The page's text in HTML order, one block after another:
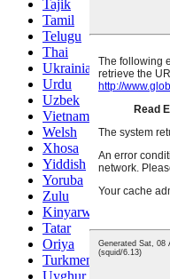
Tajik
Tamil
Telugu
Thai
Ukrainian
Urdu
Uzbek
Vietnamese
Welsh
Xhosa
Yiddish
Yoruba
Zulu
Kinyarwanda
Tatar
Oriya
Turkmen